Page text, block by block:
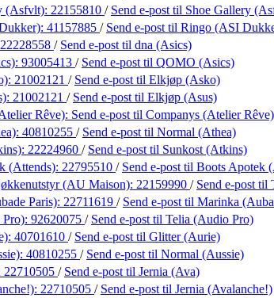
(Asfvlt): 22155810 / Send e-post til Shoe Gallery
41157885 / Send e-post til Ringo (ASI
22228558 / Send e-post til dna (Asics)
93005413 / Send e-post til QOMO (Asics)
21002121 / Send e-post til Elkjøp (Asko)
21002121 / Send e-post til Elkjøp (Asus)
Rêve): Send e-post til Companys (Atelier Rêve)
40810255 / Send e-post til Normal (Athea)
22224960 / Send e-post til Sunkost (Atkins)
(Attends): 22795510 / Send e-post til Boots Apotek
(AU Maison): 22159990 / Send e-post til
Paris): 22711619 / Send e-post til Marinka
92620075 / Send e-post til Telia (Audio Pro)
40701610 / Send e-post til Glitter (Aurie)
40810255 / Send e-post til Normal (Aussie)
22710505 / Send e-post til Jernia (Ava)
22710505 / Send e-post til Jernia (Avalanche!)